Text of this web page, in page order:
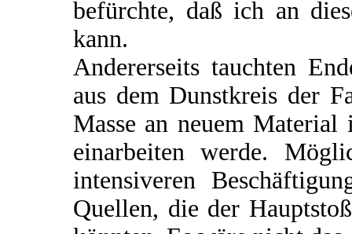
befürchte, daß ich an
kann.
Andererseits tauchten
aus dem Dunstkreis der
Masse an neuem Material
einarbeiten werde.
intensiveren
Quellen, die der